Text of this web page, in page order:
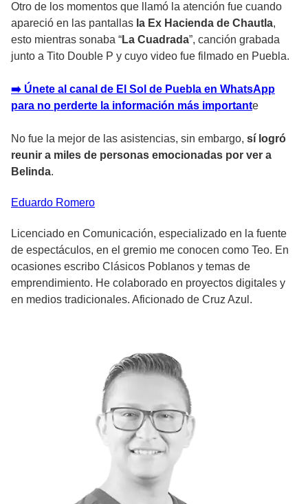
Otro de los momentos que llamó la atención fue cuando
apareció en las pantallas la Ex Hacienda de Chautla,
esto mientras sonaba “La Cuadrada”, canción grabada
junto a Tito Double P y cuyo video fue filmado en Puebla.
➡️ Únete al canal de El Sol de Puebla en WhatsApp
para no perderte la información más importante
No fue la mejor de las asistencias, sin embargo, sí logró
reunir a miles de personas emocionadas por ver a
Belinda.
Eduardo Romero
Licenciado en Comunicación, especializado en la fuente
de espectáculos, en el gremio me conocen como Teo. En
ocasiones escribo Clásicos Poblanos y temas de
emprendimiento. He colaborado en proyectos digitales y
en medios tradicionales. Aficionado de Cruz Azul.